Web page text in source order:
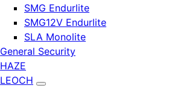
SMG Endurlite
SMG12V Endurlite
SLA Monolite
General Security
HAZE
LEOCH